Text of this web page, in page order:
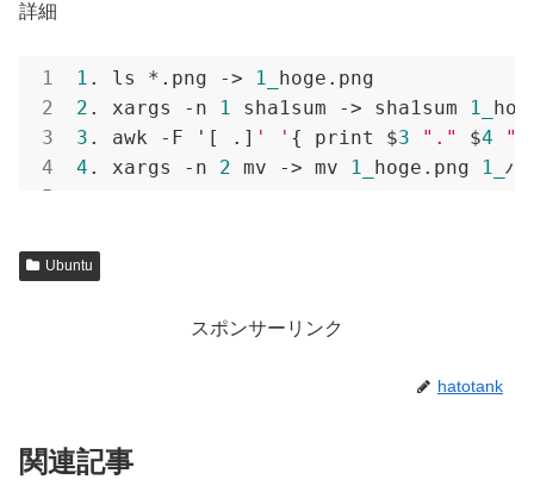
詳細
1 . ls *.png -> 1_
2 . xargs -n 1 sha1sum -> sha1sum 1_
3 . awk -F '[ .] ' ' { print $3 "." $4
"
4 . xargs -n 2 mv -> mv 1_ hoge.png 1_ ハ
Ubuntu
スポンサーリンク
hatotank
関連記事